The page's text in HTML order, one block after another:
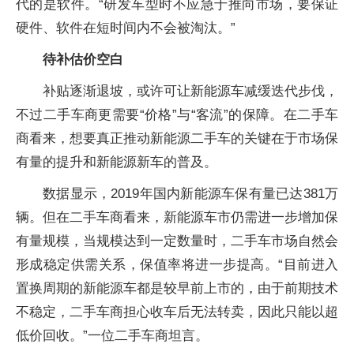
代的是软件。“研发车型时不应急于推向市场，要保证
硬件、软件在短时间内不会被淘汰。”
待补估价空白
补贴逐渐退坡，或许可让新能源车减缓迭代步伐，
不过二手车商更需要“价格”与“客流”的保障。在二手车
商看来，想要真正推动新能源二手车的关键在于市场保
有量的提升和新能源新车的普及。
数据显示，2019年国内新能源车保有量已达381万
辆。但在二手车商看来，新能源车市仍需进一步增加保
有量规模，当规模达到一定数量时，二手车市场自然会
形成稳定供需关系，保值率将进一步提高。“目前进入
置换周期的新能源车都是较早前上市的，由于前期技术
不稳定，二手车商担心收车后无法转卖，因此只能以超
低价回收。”一位二手车商坦言。